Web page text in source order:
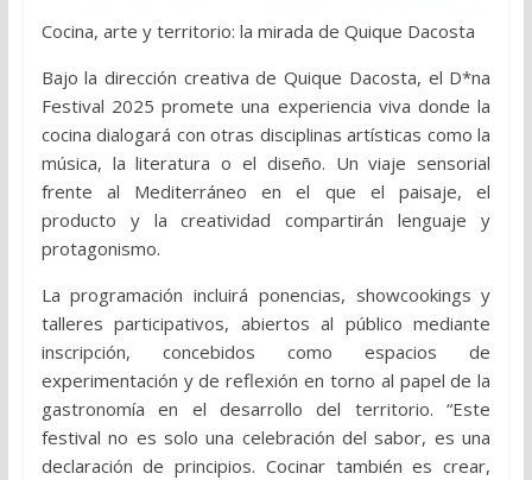
Cocina, arte y territorio: la mirada de Quique Dacosta
Bajo la dirección creativa de Quique Dacosta, el D*na
Festival 2025 promete una experiencia viva donde la
cocina dialogará con otras disciplinas artísticas como la
música, la literatura o el diseño. Un viaje sensorial
frente al Mediterráneo en el que el paisaje, el
producto y la creatividad compartirán lenguaje y
protagonismo.
La programación incluirá ponencias, showcookings y
talleres participativos, abiertos al público mediante
inscripción, concebidos como espacios de
experimentación y de reflexión en torno al papel de la
gastronomía en el desarrollo del territorio. “Este
festival no es solo una celebración del sabor, es una
declaración de principios. Cocinar también es crear,